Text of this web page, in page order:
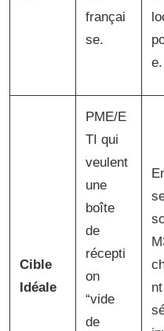
françai
se.
e.
Cible
Idéale
PME/E
TI qui
veulent
une
boîte
de
récepti
on
“vide
de